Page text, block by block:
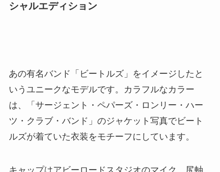
シャルエディション
あの有名バンド 「ビートルズ」をイメージしたと
いうユニークなモデルです。カラフルなカラー
は、「サージェント・ペパーズ・ロンリー・ハー
ツ・クラブ・バンド」のジャケット写真でビート
ルズが着ていた衣装をモチーフにしています。
キャップはアビーロードスタジオのマイク、尻軸